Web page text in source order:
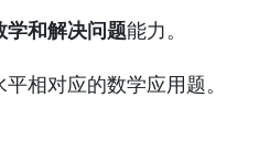
学和解决问题能力。
相对应的数学应用题。